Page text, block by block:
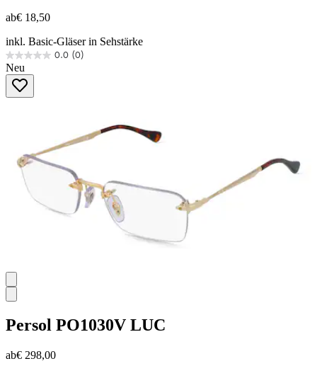
ab€ 18,50
inkl. Basic-Gläser in Sehstärke
0.0 (0)
0.0
von
Sternen.
Neu
Persol PO1030V LUC
ab€ 298,00